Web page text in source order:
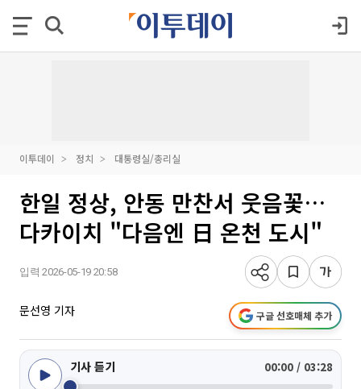
이투데이 정치 대통령실/총리실
한일 정상, 안동 만찬서 웃음꽃…
다카이치 "다음엔 日 온천 도시"
입력 2026-05-19 20:58
문선영 기자 구글 선호매체 추가
기사 듣기 00:00 / 03:28